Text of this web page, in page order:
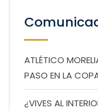
ATLÉTICO
PASO EN LA
¿VIVES AL